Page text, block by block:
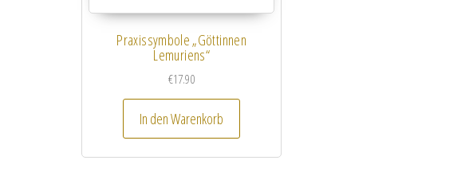
Praxissymbole „Göttinnen
Lemuriens“
€17.90
In den Warenkorb